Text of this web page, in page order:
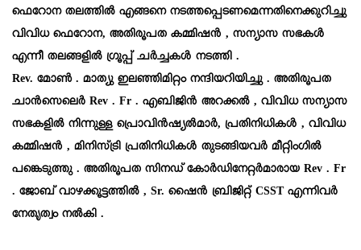
ഫെറോന തലത്തിൽ എങ്ങനെ നടത്തപ്പെടണമെന്നതിനെക്കുറിച്ചു
വിവിധ ഫെറോന, അതിരൂപത കമ്മിഷൻ , സന്യാസ സഭകൾ
എന്നീ തലങ്ങളിൽ ഗ്രൂപ്പ് ചർച്ചകൾ നടത്തി .
Rev. മോൺ . മാത്യു ഇലഞ്ഞിമിറ്റം നന്ദിയറിയിച്ചു . അതിരൂപത
ചാന്‍സെലെർ Rev . Fr . എബിജിൻ അറക്കൽ , വിവിധ സന്യാസ
സഭകളിൽ നിന്നുള്ള പ്രൊവിൻഷ്യൽമാർ, പ്രതിനിധികൾ , വിവിധ
കമ്മിഷൻ , മിനിസ്ട്രി പ്രതിനിധികൾ തുടങ്ങിയവർ മീറ്റിംഗിൽ
പങ്കെടുത്തു . അതിരൂപത സിനഡ് കോർഡിനേറ്റർമാരായ Rev . Fr
. ജോബ്‌ വാഴക്കൂട്ടത്തിൽ , Sr. ഷൈൻ ബ്രിജിറ്റ് CSST എന്നിവർ
നേതൃത്വം നൽകി .